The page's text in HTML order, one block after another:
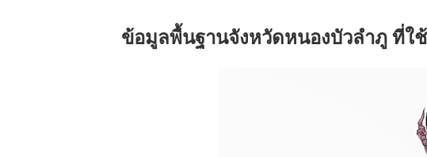
ข้อมูลพื้นฐานจังหวัดหนองบัวลำภู ที่ใ